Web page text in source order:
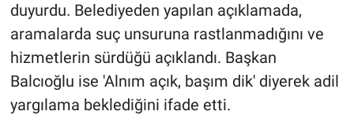
duyurdu. Belediyeden yapılan açıklamada,
aramalarda suç unsuruna rastlanmadığını ve
hizmetlerin sürdüğü açıklandı. Başkan
Balcıoğlu ise 'Alnım açık, başım dik' diyerek adil
yargılama beklediğini ifade etti.